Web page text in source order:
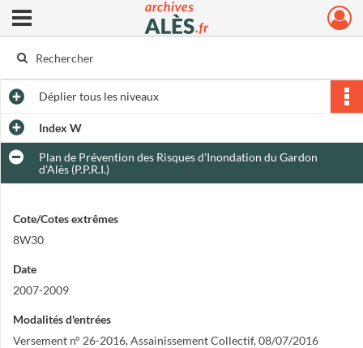
Archives municipales d'Alès
Ouvrir le menu déroulant
Dépliertous les niveaux
Index W
Plan de Prévention des Risques d'Inondation du Gardon
d'Alès (P.P.R.I.)
Cote/Cotes extrêmes
8W30
Date
2007-2009
Modalités d'entrées
Versement n° 26-2016, Assainissement Collectif, 08/07/2016